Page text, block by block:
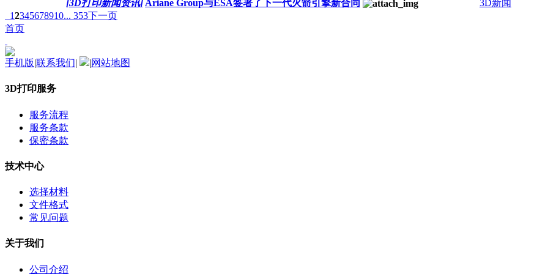
[3D打印新闻资讯] Ariane Group与ESA签署了下一代火箭引擎新合同 3D新闻
12345678910... 353下一页
首页
手机版|联系我们| |网站地图
3D打印服务
服务流程
服务条款
保密条款
技术中心
选择材料
文件格式
常见问题
关于我们
公司介绍